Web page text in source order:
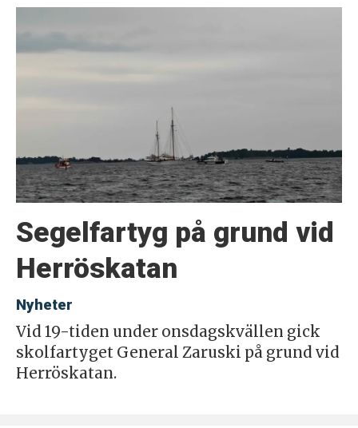
Segelfartyg på grund vid
Herröskatan
Nyheter
Vid 19-tiden under onsdagskvällen gick
skolfartyget General Zaruski på grund vid
Herröskatan.